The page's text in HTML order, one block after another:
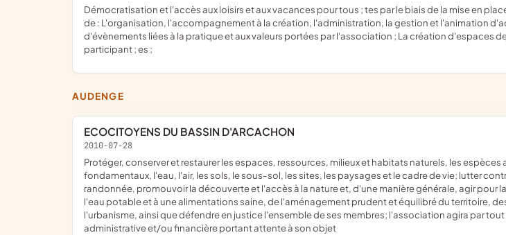
démocratisation et l'accès aux loisirs et aux vacances pour tous ; tes par le biais de la mise en place et l'animation de projet d'éducation populaire ; Ces projets prendront la forme
de : L'organisation, l'accompagnement à la création, l'administration, la gestion et l'animation
d'évènements liées à la pratique et aux valeurs portées par l'association ; La création
participant ; es ;
AUDENGE
ECOCITOYENS DU BASSIN D'ARCACHON
2010-07-28
protéger, conserver et restaurer les espaces, ressources, milieux et habitats naturels, les espèces animales et végétales, la biodiversité et les équilibres écologiques
fondamentaux, l'eau, l'air, les sols, le sous-sol, les sites, les paysages et le cadre de vie; lutter
randonnée, promouvoir la découverte et l'accès à la nature et, d'une manière générale, agir
l'eau potable et à une alimentations saine, de l'aménagement prudent et équilibré du territoire,
l'urbanisme, ainsi que défendre en justice l'ensemble de ses membres; l'association agira par
administrative et/ou financière portant attente à son objet